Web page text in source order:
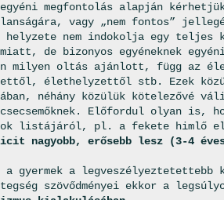
megfontolás alapján
vagy „nem fontos”
helyzete nem indokolja egy teljes
de bizonyos egyéneknek
milyen oltás ajánlott, függ az
élethelyzettől stb. Ezek
néhány közülük kötelezővé
Előfordul olyan is,
listájáról, pl. a fekete himlő
nagyobb, erősebb lesz (3-4
a gyermek a legveszélyeztetettebb
szövődményei ekkor a